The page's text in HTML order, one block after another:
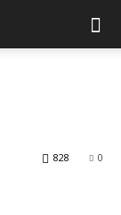
0
828